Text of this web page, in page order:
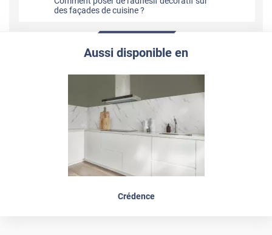
des façades de cuisine ?
Aussi disponible en
Crédence